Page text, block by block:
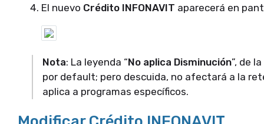
El nuevo Crédito INFONAVIT aparecerá en
Nota: La leyenda “No aplica Disminución”, de
por default; pero descuida, no afectará a la
aplica a programas específicos.